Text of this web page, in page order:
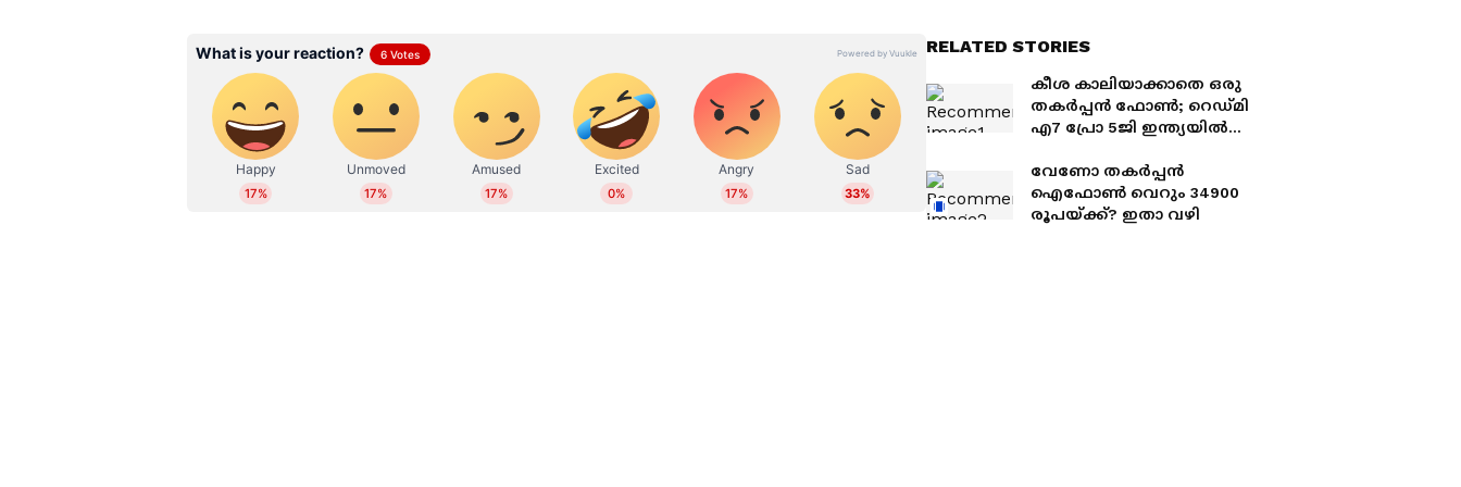
ഇന്ത്യയില്‍ ഇറങ്ങുന്ന വിവോ എക്സ്300 അള്‍ട്ര സ്‌മാര്‍ട്ട്‌ഫോണിലുണ്ടായേക്കും. 2K
റെസലൂഷനും 144 ഹെര്‍ട്‌സ് റിഫ്രഷ് റേറ്റും സഹിതമുള്ള 6.82-ഇഞ്ച് എല്‍ടിപിഒ
ഒഎല്‍ഇഡി ഡിസ്‌പ്ലെയാണ് ഫോണ്‍ സ്‌ക്രീനിനുണ്ടാവുക എന്നും പറയപ്പെടുന്നു. മികച്ച
പ്രകടനം ഉറപ്പുവരുത്തുന്നതിനായി ഫ്ലാഗ്ഷിപ്പ് ലെവല്‍ സ്‌നാപ്‌ഡ്രാഗണ്‍ 8 എലൈറ്റ് ജെന്‍
5 ചിപ്‌സെറ്റും വിവോ എക്‌സ്300 അള്‍ട്രയില്‍ പ്രതീക്ഷിക്കുന്നു.
RELATED STORIES
കീശ കാലിയാക്കാതെ ഒരു
തകര്‍പ്പന്‍ ഫോണ്‍; റെഡ്‌മി
എ7 പ്രോ 5ജി ഇന്ത്യയില്‍
വേണോ തകര്‍പ്പന്‍
ഐഫോണ്‍ വെറും 34900
രൂപയ്ക്ക്? ഇതാ വഴി